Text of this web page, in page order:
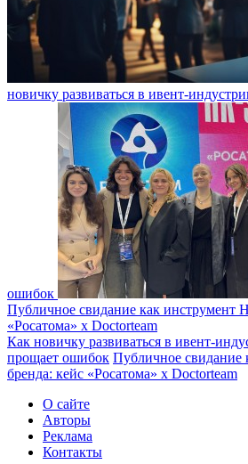
новичку развиваться в ивент-
ошибок
Публичное свидание как инструмент
«Росатома» х Doctorteam
Как новичку развиваться в ивент-
прощает ошибок Публичное свидание
бренда: кейс «Росатома» х Doctorteam
О сайте
Авторы
Реклама
Контакты